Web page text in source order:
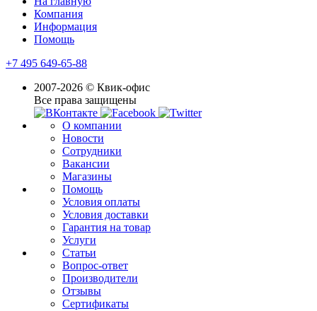
Компания
Информация
Помощь
+7 495 649-65-88
2007-2026 © Квик-офис
Все права защищены
О компании
Новости
Сотрудники
Вакансии
Магазины
Помощь
Условия оплаты
Условия доставки
Гарантия на товар
Услуги
Статьи
Вопрос-ответ
Производители
Отзывы
Сертификаты